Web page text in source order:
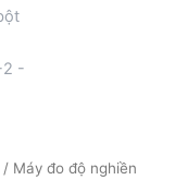
/ Máy đo độ nghiền